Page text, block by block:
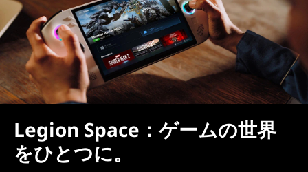
Legion Space：ゲームの世界
をひとつに。